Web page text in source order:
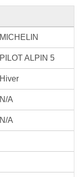
MICHELIN
PILOT ALPIN 5
Hiver
N/A
N/A